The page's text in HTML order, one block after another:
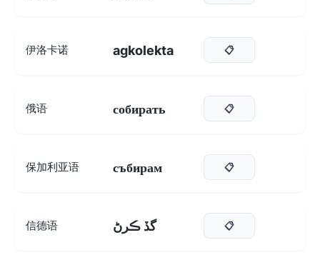
伊洛卡诺 agkolekta 📋
俄语 собирать 📋
保加利亚语 събирам 📋
信德语 گڏ ڪرڻ 📋